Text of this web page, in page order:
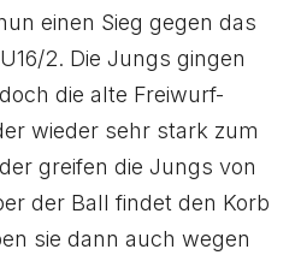
einen Sieg gegen das
2. Die Jungs gingen
die alte Freiwurf-
wieder sehr stark zum
greifen die Jungs von
der Ball findet den Korb
sie dann auch wegen